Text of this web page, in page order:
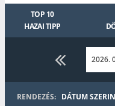
Krikett Snooker
Rögbi
TOP 10
HAZAI TIPP
RENDEZÉS: DÁTUM